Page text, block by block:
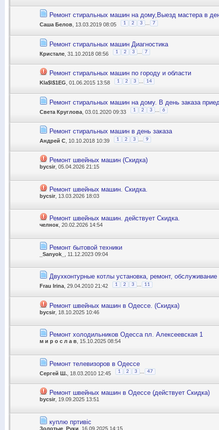
Ремонт стиральных машин на дому,Выезд мастера в
Саша Белов , 13.03.2019 08:05 1 2 3 7
Ремонт стиральных машин Диагностика
Кристале , 31.10.2018 08:56 1 2 3 7
Ремонт стиральных машин по городу и области
Kla$\$1EG , 01.06.2015 13:58 1 2 3 14
Ремонт стиральных машин на дому. В день заказа
Света Круглова , 03.01.2020 09:33 1 2 3 6
Ремонт стиральных машин в день заказа
Андрей С , 10.10.2018 10:39 1 2 3 9
Ремонт швейных машин (Скидка)
bycsir, 05.04.2026 21:15
Ремонт швейных машин. Скидка.
bycsir , 13.03.2026 18:03
Ремонт швейных машин. действует Скидка.
челнок , 20.02.2026 14:54
Ремонт бытовой техники
_Sanyok_ , 11.12.2023 09:04
Двухконтурные котлы установка, ремонт, обслуживание
Frau Irina , 29.04.2010 21:42 1 2 3 11
Ремонт швейных машин в Одессе. (Скидка)
bycsir , 18.10.2025 10:46
Ремонт холодильников Одесса пл. Алексеевская 1
м и р о с л а в , 15.10.2025 08:54
Ремонт телевизоров в Одессе
Сергей Ш. , 18.03.2010 12:45 1 2 3 ... 47
Ремонт швейных машин в Одессе (действует Скидка)
bycsir , 19.09.2025 13:51
куплю пртивіс
Золотые_Руки , 16.09.2025 14:15